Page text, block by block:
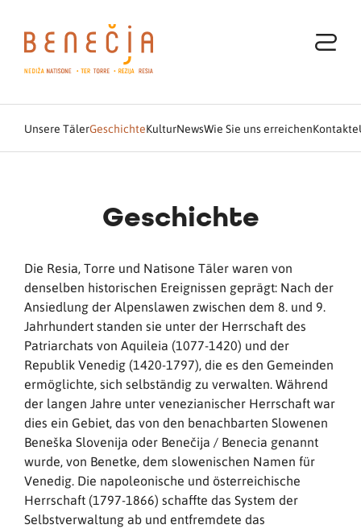
Unsere TälerGeschichteKulturNewsWie Sie uns erreichenKontakte
Geschichte
Die Resia, Torre und Natisone Täler waren von
denselben historischen Ereignissen geprägt: Nach der
Ansiedlung der Alpenslawen zwischen dem 8. und 9.
Jahrhundert standen sie unter der Herrschaft des
Patriarchats von Aquileia (1077-1420) und der
Republik Venedig (1420-1797), die es den Gemeinden
ermöglichte, sich selbständig zu verwalten. Während
der langen Jahre unter venezianischer Herrschaft war
dies ein Gebiet, das von den benachbarten Slowenen
Beneška Slovenija oder Benečija / Benecia genannt
wurde, von Benetke, dem slowenischen Namen für
Venedig. Die napoleonische und österreichische
Herrschaft (1797-1866) schaffte das System der
Selbstverwaltung ab und entfremdete das